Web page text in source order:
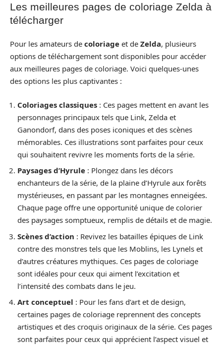
Les meilleures pages de coloriage Zelda à
télécharger
Pour les amateurs de coloriage et de Zelda, plusieurs
options de téléchargement sont disponibles pour accéder
aux meilleures pages de coloriage. Voici quelques-unes
des options les plus captivantes :
Coloriages classiques : Ces pages mettent en avant les
personnages principaux tels que Link, Zelda et
Ganondorf, dans des poses iconiques et des scènes
mémorables. Ces illustrations sont parfaites pour ceux
qui souhaitent revivre les moments forts de la série.
Paysages d’Hyrule : Plongez dans les décors
enchanteurs de la série, de la plaine d’Hyrule aux forêts
mystérieuses, en passant par les montagnes enneigées.
Chaque page offre une opportunité unique de colorier
des paysages somptueux, remplis de détails et de magie.
Scènes d’action : Revivez les batailles épiques de Link
contre des monstres tels que les Moblins, les Lynels et
d’autres créatures mythiques. Ces pages de coloriage
sont idéales pour ceux qui aiment l’excitation et
l’intensité des combats dans le jeu.
Art conceptuel : Pour les fans d’art et de design,
certaines pages de coloriage reprennent des concepts
artistiques et des croquis originaux de la série. Ces pages
sont parfaites pour ceux qui apprécient l’aspect visuel et